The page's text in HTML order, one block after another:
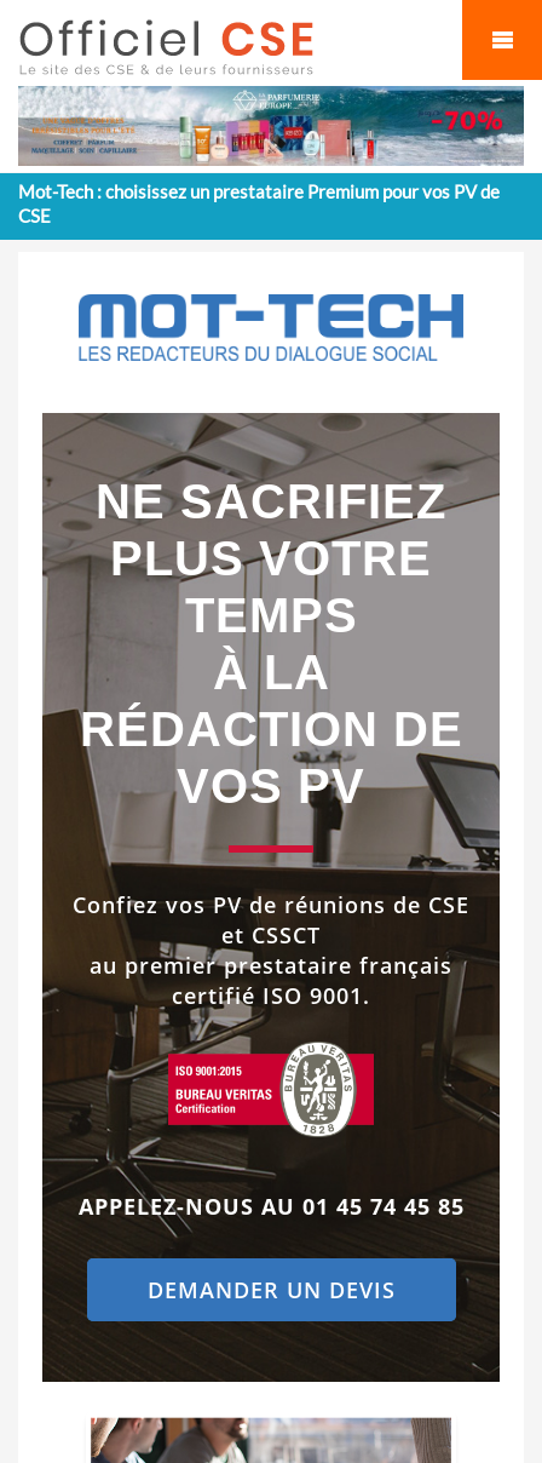
Mot-Tech : choisissez un prestataire Premium pour vos PV de
CSE
NE SACRIFIEZ
PLUS VOTRE
TEMPS
À LA
RÉDACTION DE
VOS PV
Confiez vos PV de réunions de CSE
et CSSCT
au premier prestataire français
certifié ISO 9001.
APPELEZ-NOUS AU 01 45 74 45 85
DEMANDER UN DEVIS